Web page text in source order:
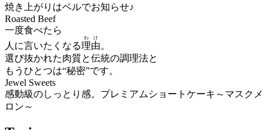
焼き上がりはベルでお知らせ♪
Roasted Beef
一度食べたら
人に言いたくなる理由
わけ
。
選び抜かれた肉質と伝統の調理法と
もうひとつは“秘密”です。
Jewel Sweets
感動級のしっとり感。プレミアムショートケーキ～マスクメ
ロン～